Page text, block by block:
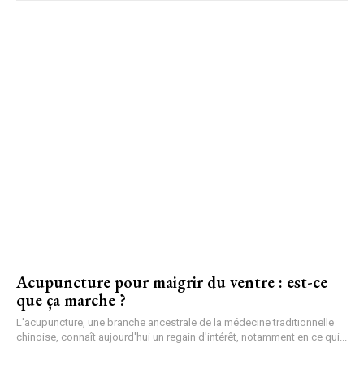
Acupuncture pour maigrir du ventre : est-ce
que ça marche ?
L'acupuncture, une branche ancestrale de la médecine traditionnelle
chinoise, connaît aujourd'hui un regain d'intérêt, notamment en ce qui...